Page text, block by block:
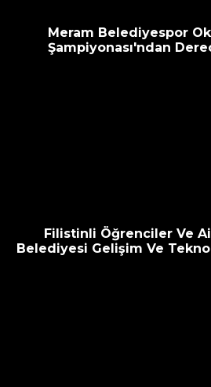
Meram Belediyespor
Şampiyonası'ndan
Filistinli Öğrenciler Ve
Belediyesi Gelişim Ve